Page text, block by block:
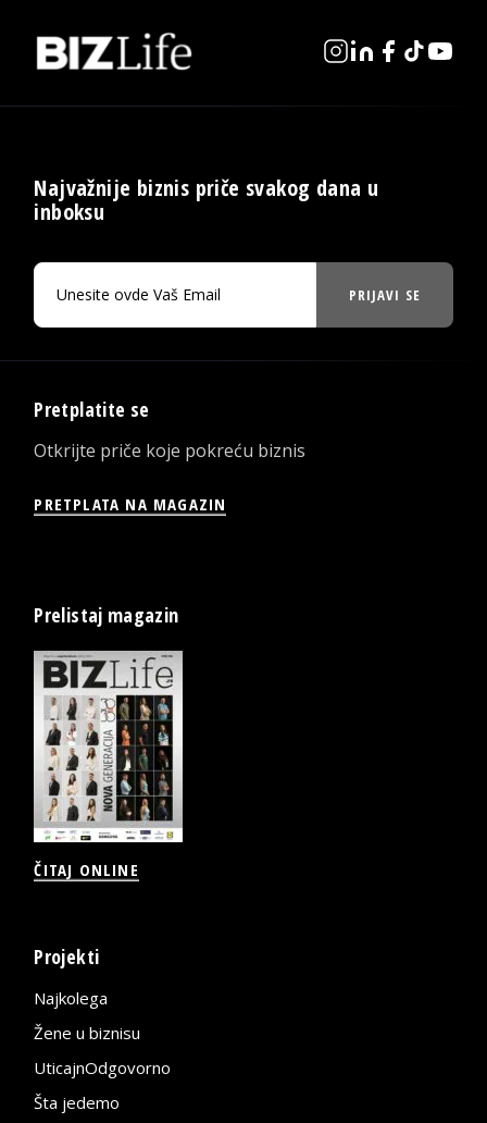
Najvažnije biznis priče svakog dana u
inboksu
PRIJAVI SE
Pretplatite se
Otkrijte priče koje pokreću biznis
PRETPLATA NA MAGAZIN
Prelistaj magazin
ČITAJ ONLINE
Projekti
Najkolega
Žene u biznisu
UticajnOdgovorno
Šta jedemo